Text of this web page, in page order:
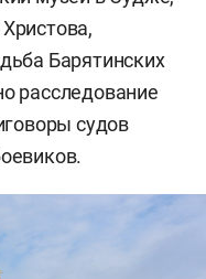
Барятинских
расследование
судов